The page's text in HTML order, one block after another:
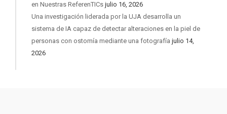
en Nuestras ReferenTICs julio 16, 2026
Una investigación liderada por la UJA desarrolla un
sistema de IA capaz de detectar alteraciones en la piel de
personas con ostomía mediante una fotografía julio 14,
2026